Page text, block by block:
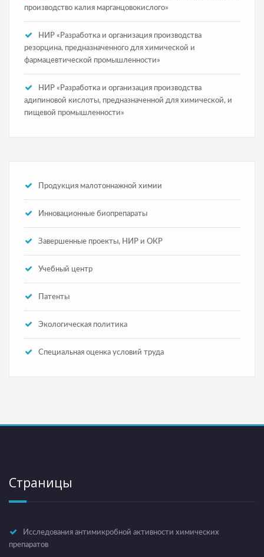
производство калия марганцовокислого»
НИР «Разработка и организация производства
резорцина, предназначенного для химической и
фармацевтической промышленности»
НИР «Разработка и организация производства
адипиновой кислоты, предназначенной для химической, и
пищевой промышленности»
Продукция малотоннажной химии
Инновационные биопрепараты
Завершенные проекты, НИР и ОКР
Учебный центр
Патенты
Экологическая политика
Специальная оценка условий труда
Страницы
Исследования антимикробной активности химических
препаратов